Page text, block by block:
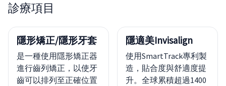
診療項目
隱形矯正/隱形牙套
是一種使用隱形矯正器
進行齒列矯正，以使牙
齒可以排列至正確位置
隱適美Invisalign
使用SmartTrack專利製
造，貼合度與舒適度提
升。全球累積超過1400